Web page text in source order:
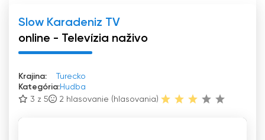
Slow Karadeniz TV
online - Televízia naživo
Krajina:
Turecko
Kategória:Hudba
3 z 5
2 hlasovanie (hlasovania)